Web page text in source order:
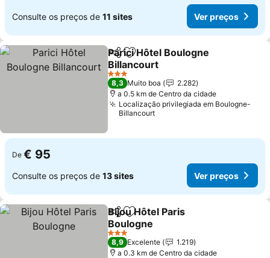
Consulte os preços de 11 sites Ver preços
PartilharAdicionar aos favoritos
Parici Hôtel Boulogne
Billancourt
Ver preços
3 Estrelas
8,3 Muito boa
2.282
a 0.5 km de Centro da cidade
Localização privilegiada em Boulogne-
Billancourt
De € 95
Consulte os preços de 13 sites Ver preços
PartilharAdicionar aos favoritos
Bijou Hôtel Paris
Boulogne
Ver preços
3 Estrelas
8,9 Excelente
1.219
a 0.3 km de Centro da cidade